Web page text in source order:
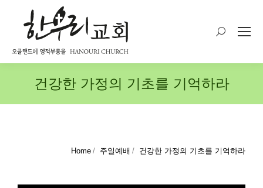
Search:
건강한 가정의 기초를 기억하라
Home 주일예배 건강한 가정의 기초를 기억하라